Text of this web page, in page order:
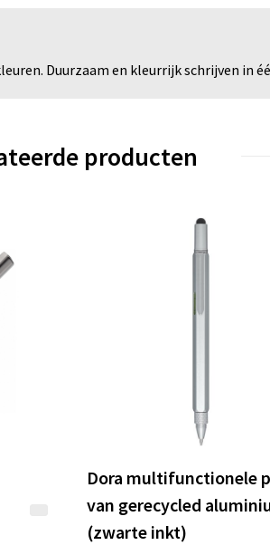
Duurzaam en kleurrijk schrijven in
producten
Dora multifunctionele
van gerecycled
(zwarte inkt)